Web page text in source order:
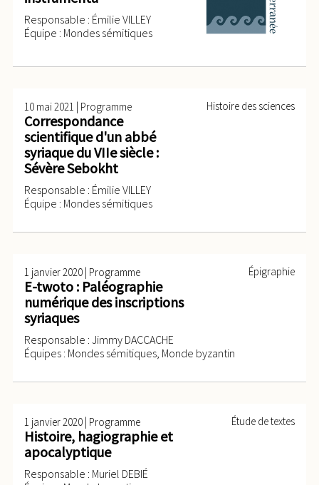
Responsable : Émilie VILLEY
Équipe : Mondes sémitiques
10 mai 2021 | Programme
Correspondance
scientifique d'un abbé
syriaque du VIIe siècle :
Sévère Sebokht
Responsable : Émilie VILLEY
Équipe : Mondes sémitiques
Histoire des sciences
1 janvier 2020 | Programme
E-twoto : Paléographie
numérique des inscriptions
syriaques
Responsable : Jimmy DACCACHE
Équipes : Mondes sémitiques, Monde byzantin
Épigraphie
1 janvier 2020 | Programme
Histoire, hagiographie et
apocalyptique
Responsable : Muriel DEBIÉ
Étude de textes